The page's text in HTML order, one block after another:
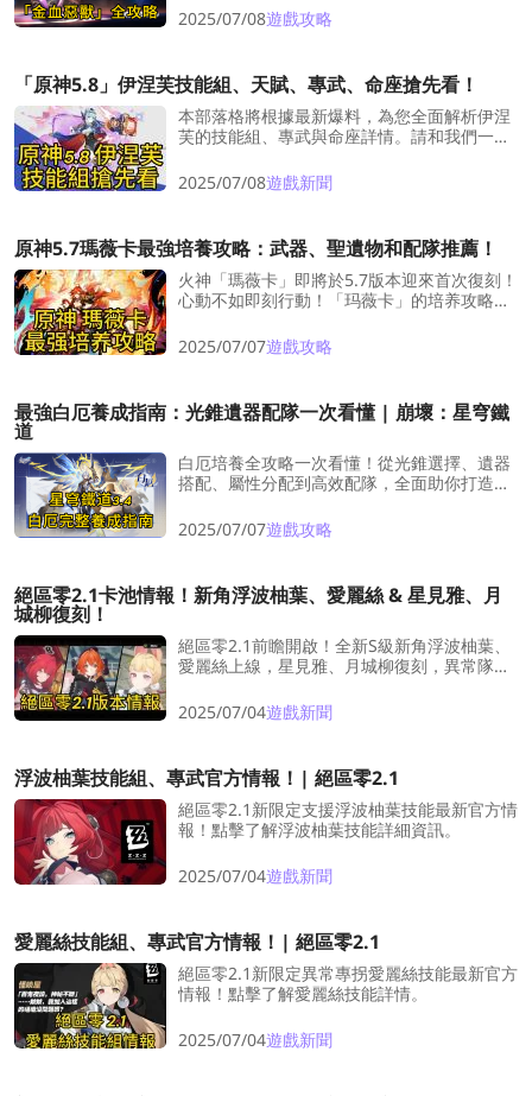
2025/07/08遊戲攻略
「原神5.8」伊涅芙技能組、天賦、專武、命座搶先看！
本部落格將根據最新爆料，為您全面解析伊涅
芙的技能組、專武與命座詳情。請和我們一起
吧！
2025/07/08遊戲新聞
原神5.7瑪薇卡最強培養攻略：武器、聖遺物和配隊推薦！
火神「瑪薇卡」即將於5.7版本迎來首次復刻！
心動不如即刻行動！「玛薇卡」的培养攻略新
瑪薇卡的天賦優先級、推薦武器、聖遺物搭
配、命座推薦和最佳的隊伍配置，以最大化她
2025/07/07遊戲攻略
最強白厄養成指南：光錐遺器配隊一次看懂 | 崩壞：星穹鐵
道
白厄培養全攻略一次看懂！從光錐選擇、遺器
搭配、屬性分配到高效配隊，全面助你打造最
2025/07/07遊戲攻略
絕區零2.1卡池情報！新角浮波柚葉、愛麗絲 & 星見雅、月
城柳復刻！
絕區零2.1前瞻開啟！全新S級新角浮波柚葉、
愛麗絲上線，星見雅、月城柳復刻，異常隊再
2025/07/04遊戲新聞
浮波柚葉技能組、專武官方情報！| 絕區零2.1
絕區零2.1新限定支援浮波柚葉技能最新官方情
報！點擊了解浮波柚葉技能詳細資訊。
2025/07/04遊戲新聞
愛麗絲技能組、專武官方情報！| 絕區零2.1
絕區零2.1新限定異常專拐愛麗絲技能最新官方
情報！點擊了解愛麗絲技能詳情。
2025/07/04遊戲新聞